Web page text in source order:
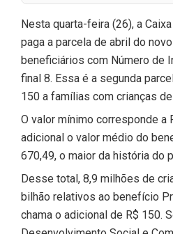
Nesta quarta-feira (26), a
paga a parcela de abril do
beneficiários com Número de
final 8. Essa é a segunda
150 a famílias com crianças
O valor mínimo corresponde a
adicional o valor médio do
670,49, o maior da história do
Desse total, 8,9 milhões de
bilhão relativos ao benefício
chama o adicional de R$ 150.